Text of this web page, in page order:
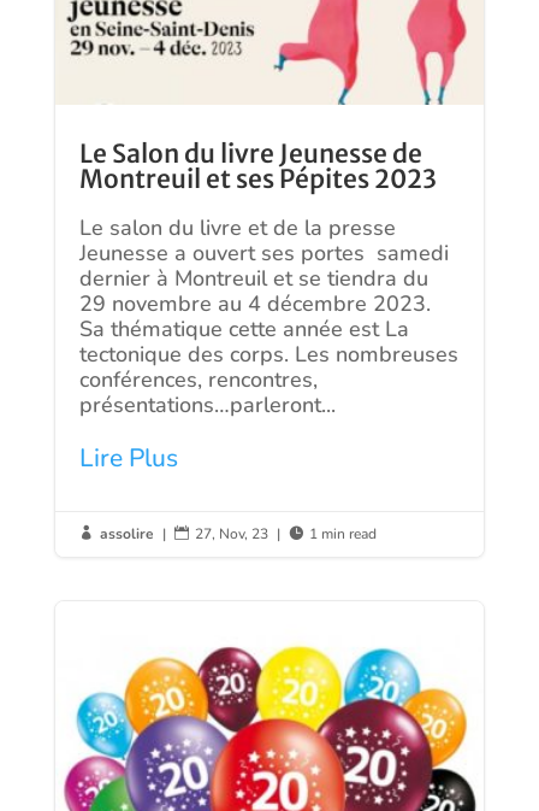
Le Salon du livre Jeunesse de
Montreuil et ses Pépites 2023
Le salon du livre et de la presse
Jeunesse a ouvert ses portes samedi
dernier à Montreuil et se tiendra du
29 novembre au 4 décembre 2023.
Sa thématique cette année est La
tectonique des corps. Les nombreuses
conférences, rencontres,
présentations…parleront...
Lire Plus
 assolire |  27, Nov, 23 |  1 min read